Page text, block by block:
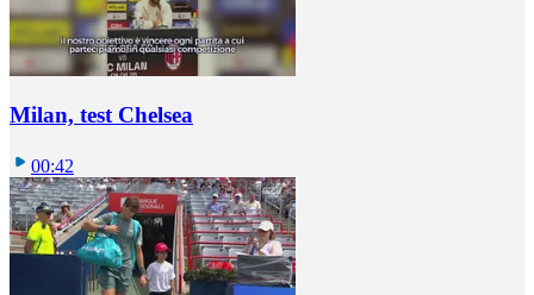
Milan, test Chelsea
00:42